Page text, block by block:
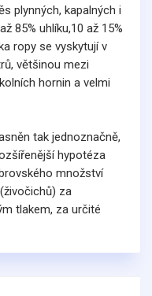
plynných, kapalných i
85% uhlíku,10 až 15%
ropy se vyskytují v
většinou mezi
hornin a velmi
tak jednoznačně,
hypotéza
množství
za
tlakem, za určité